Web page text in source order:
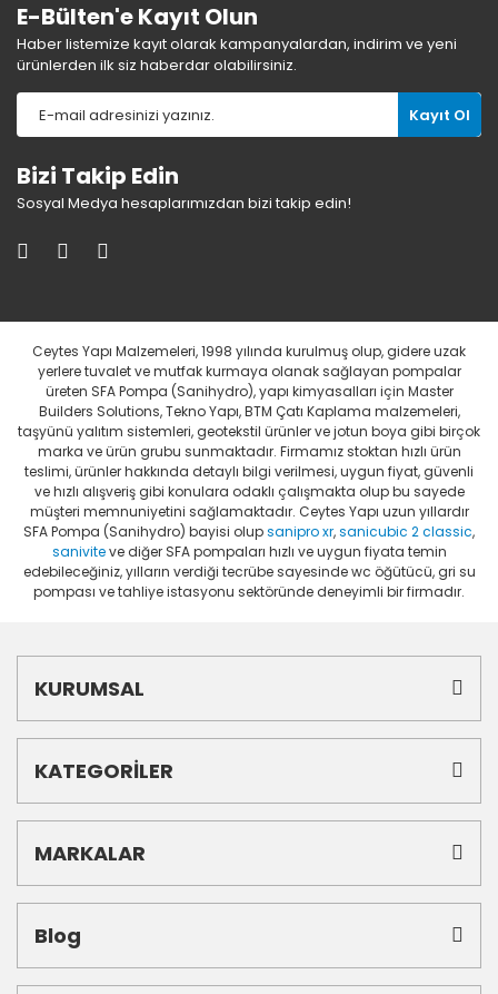
E-Bülten'e Kayıt Olun
Haber listemize kayıt olarak kampanyalardan, indirim ve yeni
ürünlerden ilk siz haberdar olabilirsiniz.
Kayıt Ol
Bizi Takip Edin
Sosyal Medya hesaplarımızdan bizi takip edin!
Ceytes Yapı Malzemeleri, 1998 yılında kurulmuş olup, gidere uzak
yerlere tuvalet ve mutfak kurmaya olanak sağlayan pompalar
üreten SFA Pompa (Sanihydro), yapı kimyasalları için Master
Builders Solutions, Tekno Yapı, BTM Çatı Kaplama malzemeleri,
taşyünü yalıtım sistemleri, geotekstil ürünler ve jotun boya gibi birçok
marka ve ürün grubu sunmaktadır. Firmamız stoktan hızlı ürün
teslimi, ürünler hakkında detaylı bilgi verilmesi, uygun fiyat, güvenli
ve hızlı alışveriş gibi konulara odaklı çalışmakta olup bu sayede
müşteri memnuniyetini sağlamaktadır. Ceytes Yapı uzun yıllardır
SFA Pompa (Sanihydro) bayisi olupsanipro xr,sanicubic 2 classic,
saniviteve diğer SFA pompaları hızlı ve uygun fiyata temin
edebileceğiniz, yılların verdiği tecrübe sayesinde wc öğütücü, gri su
pompası ve tahliye istasyonu sektöründe deneyimli bir firmadır.
KURUMSAL
KATEGORİLER
MARKALAR
Blog